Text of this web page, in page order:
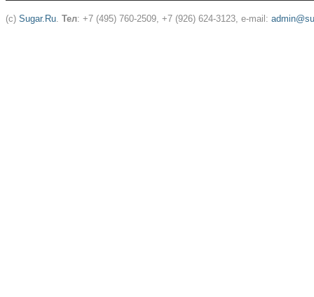
(c) Sugar.Ru. Тел: +7 (495) 760-2509, +7 (926) 624-3123, e-mail: